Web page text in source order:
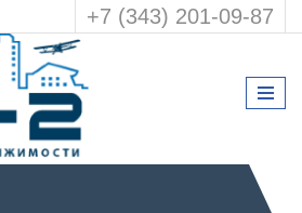
+7 (343) 201-09-87